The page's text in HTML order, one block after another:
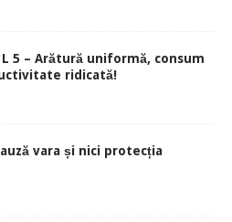
L 5 – Arătură uniformă, consum
ridicată!
vara și nici protecția